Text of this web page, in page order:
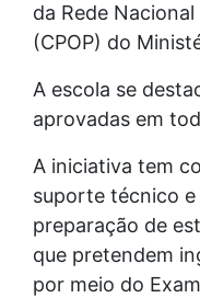
da Rede
(CPOP) do
A escola se
aprovadas em
A iniciativa tem
suporte técnico
preparação de
que pretendem
por meio do